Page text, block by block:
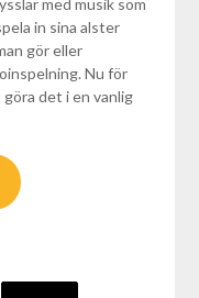
med musik som
in sina alster
gör eller
Nu för
det i en vanlig